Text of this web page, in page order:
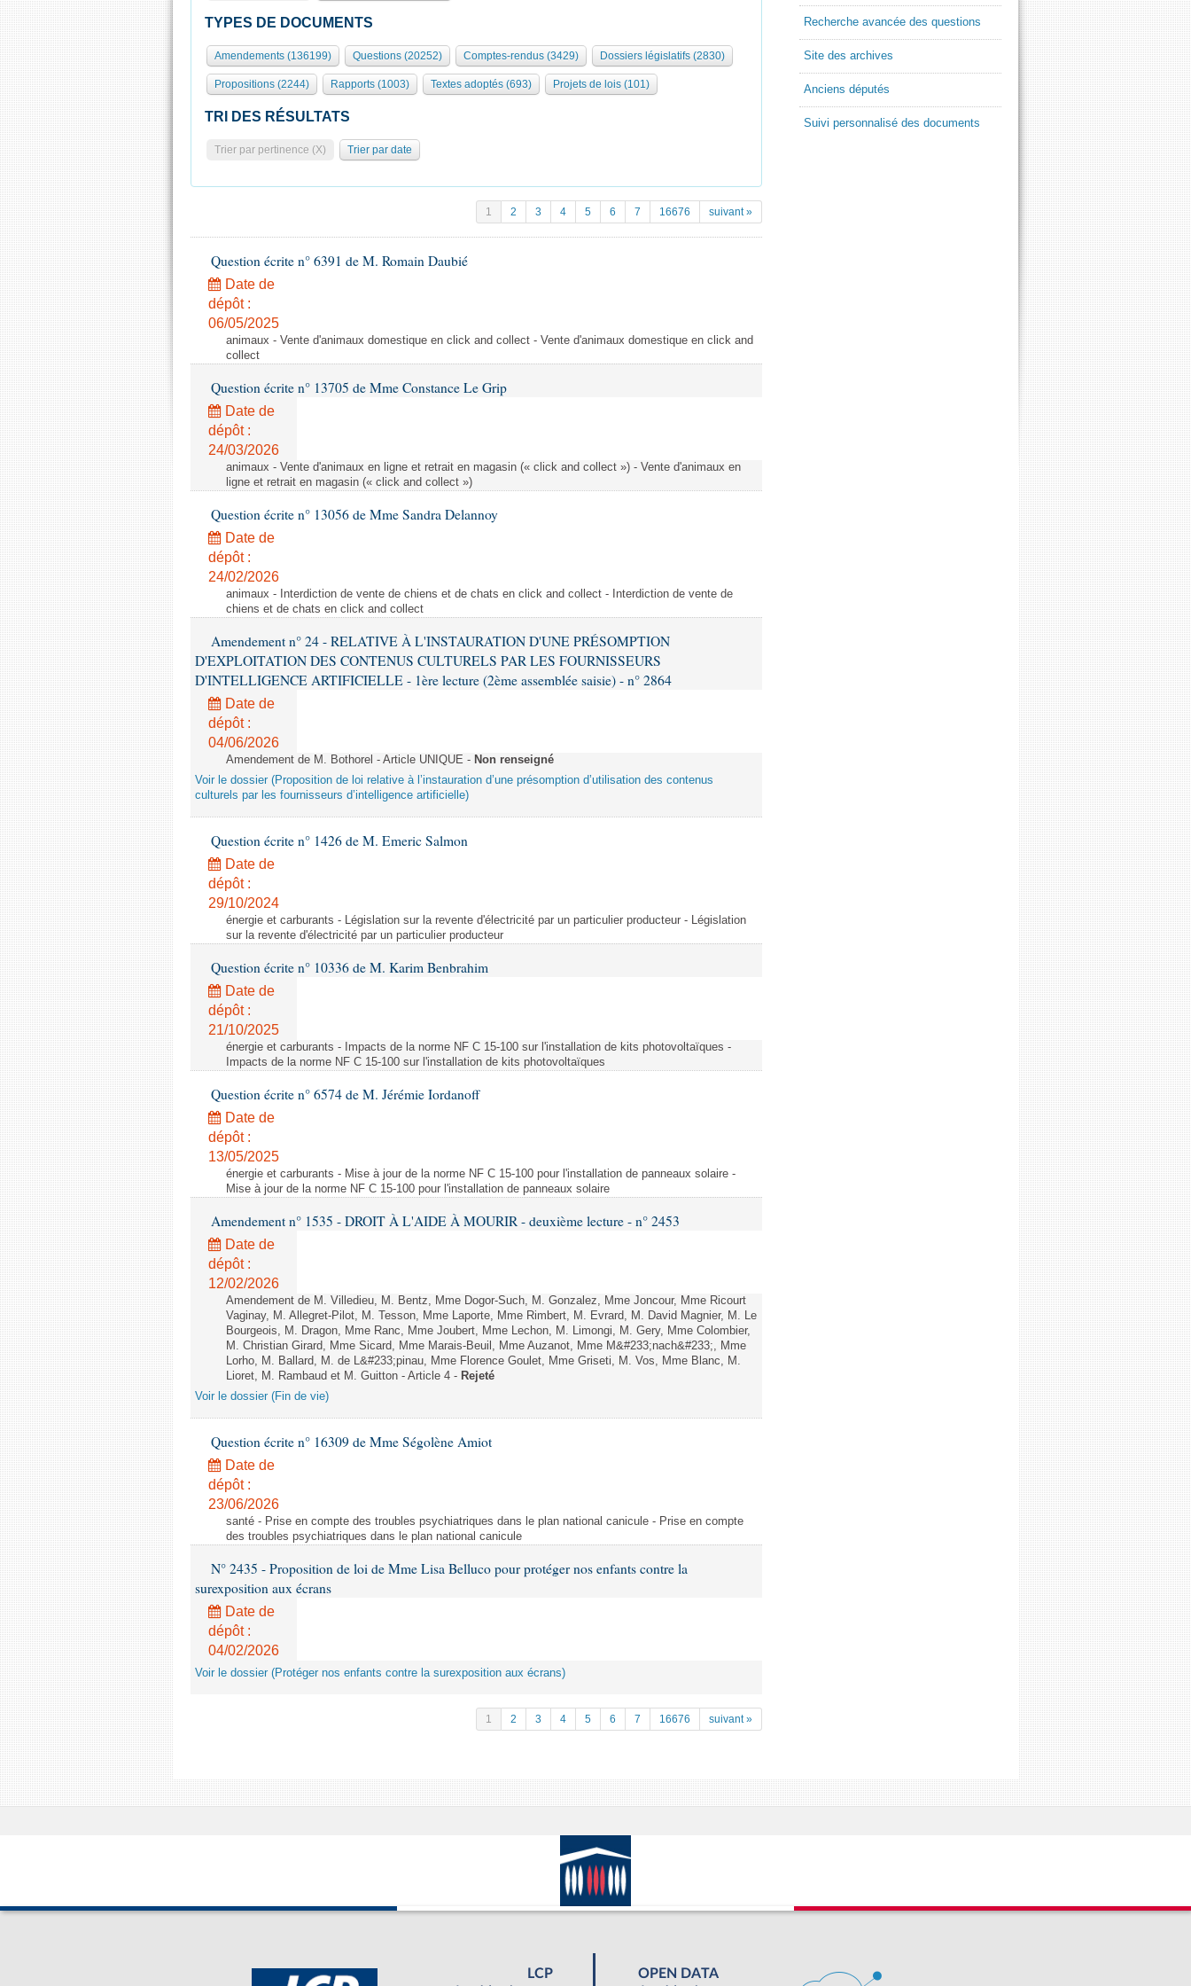
TYPES DE DOCUMENTS
Amendements (136199) Questions (20252) Comptes-rendus (3429) Dossiers législatifs (2830)
Propositions (2244) Rapports (1003) Textes adoptés (693) Projets de lois (101)
TRI DES RÉSULTATS
Trier par pertinence (X) Trier par date
1 2 3 4 5 6 7 16676 suivant »
Question écrite n° 6391 de M. Romain Daubié
Date de
dépôt :
06/05/2025
animaux - Vente d'animaux domestique en click and collect - Vente d'animaux domestique en click and
collect
Question écrite n° 13705 de Mme Constance Le Grip
Date de
dépôt :
24/03/2026
animaux - Vente d'animaux en ligne et retrait en magasin (« click and collect ») - Vente d'animaux en
ligne et retrait en magasin (« click and collect »)
Question écrite n° 13056 de Mme Sandra Delannoy
Date de
dépôt :
24/02/2026
animaux - Interdiction de vente de chiens et de chats en click and collect - Interdiction de vente de
chiens et de chats en click and collect
Amendement n° 24 - RELATIVE À L'INSTAURATION D'UNE PRÉSOMPTION
D'EXPLOITATION DES CONTENUS CULTURELS PAR LES FOURNISSEURS
D'INTELLIGENCE ARTIFICIELLE - 1ère lecture (2ème assemblée saisie) - n° 2864
Date de
dépôt :
04/06/2026
Amendement de M. Bothorel - Article UNIQUE - Non renseigné
Voir le dossier (Proposition de loi relative à l’instauration d’une présomption d’utilisation des contenus
culturels par les fournisseurs d’intelligence artificielle)
Question écrite n° 1426 de M. Emeric Salmon
Date de
dépôt :
29/10/2024
énergie et carburants - Législation sur la revente d'électricité par un particulier producteur - Législation
sur la revente d'électricité par un particulier producteur
Question écrite n° 10336 de M. Karim Benbrahim
Date de
dépôt :
21/10/2025
énergie et carburants - Impacts de la norme NF C 15-100 sur l'installation de kits photovoltaïques -
Impacts de la norme NF C 15-100 sur l'installation de kits photovoltaïques
Question écrite n° 6574 de M. Jérémie Iordanoff
Date de
dépôt :
13/05/2025
énergie et carburants - Mise à jour de la norme NF C 15-100 pour l'installation de panneaux solaire -
Mise à jour de la norme NF C 15-100 pour l'installation de panneaux solaire
Amendement n° 1535 - DROIT À L'AIDE À MOURIR - deuxième lecture - n° 2453
Date de
dépôt :
12/02/2026
Amendement de M. Villedieu, M. Bentz, Mme Dogor-Such, M. Gonzalez, Mme Joncour, Mme Ricourt
Vaginay, M. Allegret-Pilot, M. Tesson, Mme Laporte, Mme Rimbert, M. Evrard, M. David Magnier, M. Le
Bourgeois, M. Dragon, Mme Ranc, Mme Joubert, Mme Lechon, M. Limongi, M. Gery, Mme Colombier,
M. Christian Girard, Mme Sicard, Mme Marais-Beuil, Mme Auzanot, Mme M&#233;nach&#233;, Mme
Lorho, M. Ballard, M. de L&#233;pinau, Mme Florence Goulet, Mme Griseti, M. Vos, Mme Blanc, M.
Lioret, M. Rambaud et M. Guitton - Article 4 - Rejeté
Voir le dossier (Fin de vie)
Question écrite n° 16309 de Mme Ségolène Amiot
Date de
dépôt :
23/06/2026
santé - Prise en compte des troubles psychiatriques dans le plan national canicule - Prise en compte
des troubles psychiatriques dans le plan national canicule
N° 2435 - Proposition de loi de Mme Lisa Belluco pour protéger nos enfants contre la
surexposition aux écrans
Date de
dépôt :
04/02/2026
Voir le dossier (Protéger nos enfants contre la surexposition aux écrans)
1 2 3 4 5 6 7 16676 suivant »
Recherche avancée des questions
Site des archives
Anciens députés
Suivi personnalisé des documents
LCP
OPEN DATA